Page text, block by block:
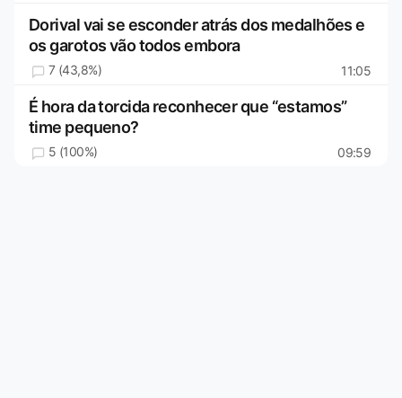
Dorival vai se esconder atrás dos medalhões e
os garotos vão todos embora
7 (43,8%) 11:05
É hora da torcida reconhecer que “estamos”
time pequeno?
5 (100%) 09:59